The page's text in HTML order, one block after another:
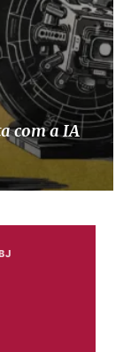
com a IA